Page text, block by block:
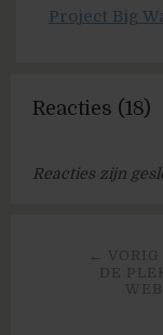
Project Big
Reacties (18)
Reacties zijn
← VORIG
DE